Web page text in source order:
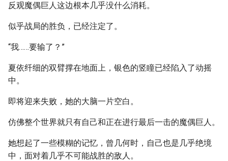
反观魔偶巨人这边根本几乎没什么消耗。
似乎战局的胜负，已经注定了。
“我……要输了？”
夏依纤细的双臂撑在地面上，银色的竖瞳已经陷入了动摇
中。
即将迎来失败，她的大脑一片空白。
仿佛整个世界就只有自己和正在进行最后一击的魔偶巨人。
她想起了一些模糊的记忆，曾几何时，自己也是几乎绝境
中，面对着几乎不可能战胜的敌人。